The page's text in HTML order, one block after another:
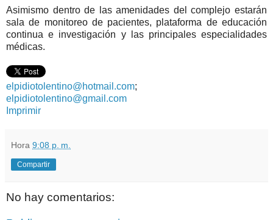
Asimismo dentro de las amenidades del complejo estarán
sala de monitoreo de pacientes, plataforma de educación
continua e investigación y las principales especialidades
médicas.
elpidiotolentino@hotmail.com;
elpidiotolentino@gmail.com
Imprimir
Hora 9:08 p. m.
Compartir
No hay comentarios: